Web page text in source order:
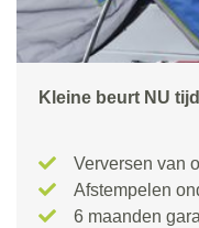
Kleine beurt NU
Verversen van
Afstempelen
6 maanden